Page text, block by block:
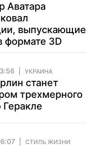
Аватара
выпускающие
формате 3D
УКРАИНА
станет
трехмерного
СТИЛЬ ЖИЗНИ